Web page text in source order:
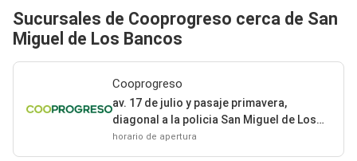
Sucursales de Cooprogreso cerca de San
Miguel de Los Bancos
Cooprogreso
av. 17 de julio y pasaje primavera,
diagonal a la policia San Miguel de Los
Bancos
horario de apertura